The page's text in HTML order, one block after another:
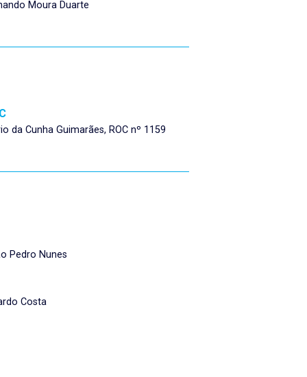
Moura Duarte
da Cunha Guimarães, ROC nº 1159
Pedro Nunes
Costa